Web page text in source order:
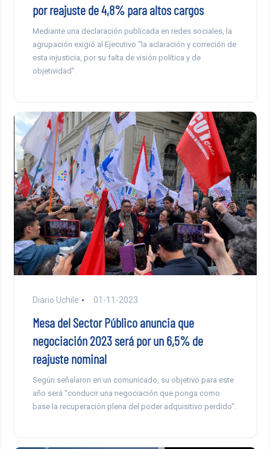
por reajuste de 4,8% para altos cargos
Mediante una declaración publicada en redes sociales, la
agrupación exigió al Ejecutivo “la aclaración y correción de
esta injusticia, por su falta de visión política y de
objetividad”.
Diario Uchile 01-11-2023
Mesa del Sector Público anuncia que
negociación 2023 será por un 6,5% de
reajuste nominal
Según señalaron en un comunicado, su objetivo para este
año será “conducir una negociación que ponga como
base la recuperación plena del poder adquisitivo perdido”.